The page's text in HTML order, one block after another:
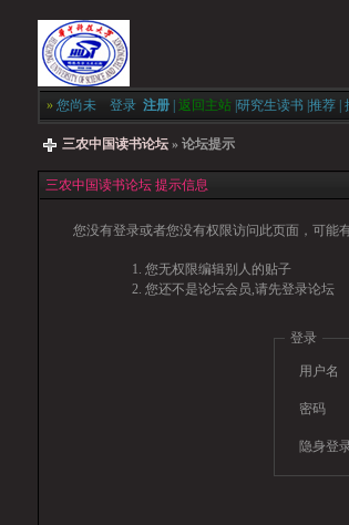
» 您尚未 登录 注册 返回主站 研究生读书 推荐
三农中国读书论坛 » 论坛提示
三农中国读书论坛 提示信息
您没有登录或者您没有权限访问此页面，可能
您无权限编辑别人的贴子
您还不是论坛会员,请先登录论坛
登录
用户名
密码
隐身登